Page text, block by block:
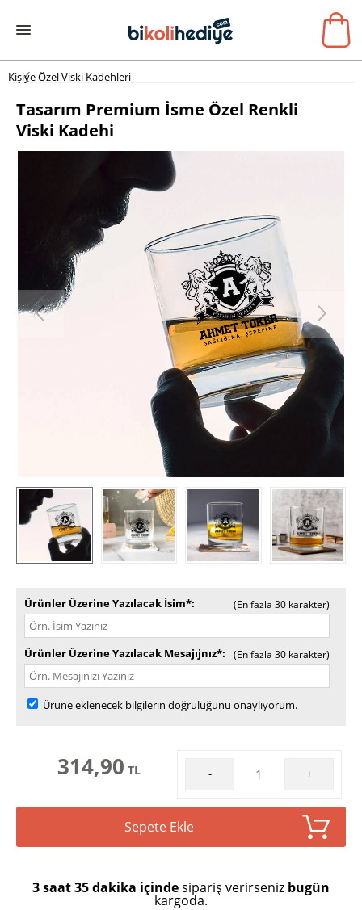
Kişiye Özel Viski Kadehleri
Tasarım Premium İsme Özel Renkli
Viski Kadehi
Ürünler Üzerine Yazılacak İsim* (En fazla 30 karakter)
Ürünler Üzerine Yazılacak Mesajıjnız* (En fazla 30 karakter)
Ürüne eklenecek bilgilerin doğruluğunu onaylıyorum.
314,90 TL - +
Sepete Ekle
3 saat 35 dakika içindesipariş verirseniz bugün
kargoda.